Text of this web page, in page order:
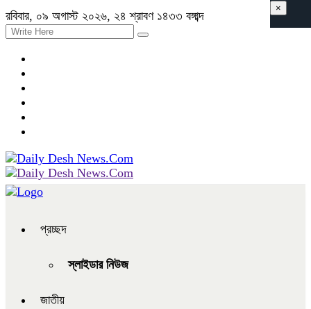
রবিবার, ০৯ অগাস্ট ২০২৬, ২৪ শ্রাবণ ১৪৩৩ বঙ্গাব্দ
প্রচ্ছদ
স্লাইডার নিউজ
জাতীয়
×